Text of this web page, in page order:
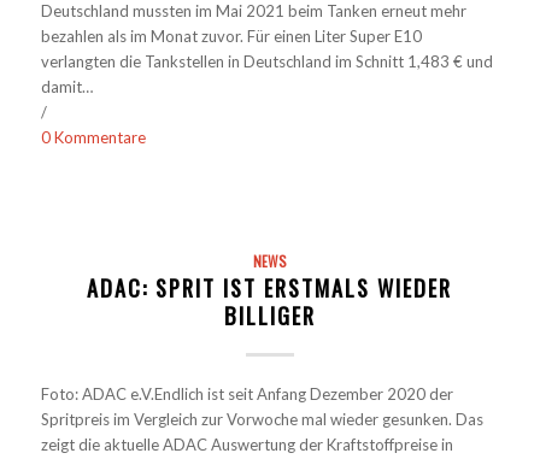
Deutschland mussten im Mai 2021 beim Tanken erneut mehr
bezahlen als im Monat zuvor. Für einen Liter Super E10
verlangten die Tankstellen in Deutschland im Schnitt 1,483 € und
damit…
/
0 Kommentare
NEWS
ADAC: SPRIT IST ERSTMALS WIEDER
BILLIGER
Foto: ADAC e.V.Endlich ist seit Anfang Dezember 2020 der
Spritpreis im Vergleich zur Vorwoche mal wieder gesunken. Das
zeigt die aktuelle ADAC Auswertung der Kraftstoffpreise in